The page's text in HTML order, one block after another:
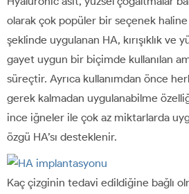
olarak çok popüler bir seçenek
şeklinde uygulanan HA, kırışıklık ve
gayet uygun bir biçimde kullanılan
süreçtir. Ayrıca kullanımdan önce
gerek kalmadan uygulanabilme
ince iğneler ile çok az miktarlarda
özgü HA’sı desteklenir.
Kaç çizginin tedavi edildiğine bağlı